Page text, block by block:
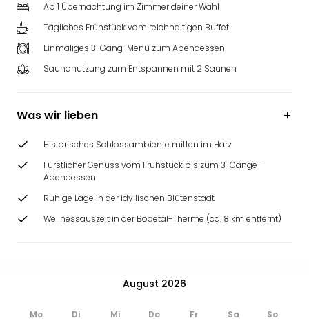
Ab 1 Übernachtung im Zimmer deiner Wahl
Tägliches Frühstück vom reichhaltigen Buffet
Einmaliges 3-Gang-Menü zum Abendessen
Saunanutzung zum Entspannen mit 2 Saunen
Was wir lieben
Historisches Schlossambiente mitten im Harz
Fürstlicher Genuss vom Frühstück bis zum 3-Gänge-
Abendessen
Ruhige Lage in der idyllischen Blütenstadt
Wellnessauszeit in der Bodetal-Therme (ca. 8 km entfernt)
August 2026
Mo Di Mi Do Fr Sa So